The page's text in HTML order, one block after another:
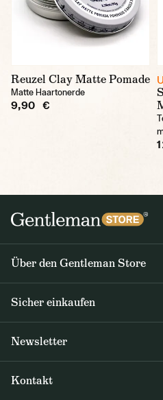
Reuzel Clay Matte Pomade
Matte Haartonerde
9,90 €
Über den Gentleman Store
Journal
Sicher einkaufen
AGB / Datenschutz
Newsletter
Gentleman Store sowie Nachrichten
Kontakt